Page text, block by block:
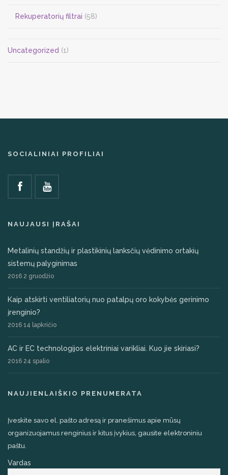
Rekuperatorių filtrai (58)
Uncategorized (1)
SOCIALINIAI PROFILIAI
NAUJAUSI ĮRAŠAI
Metalinių standžių ir plastikinių lanksčių vėdinimo ortakių
sistemų palyginimas
2016 2 gruodžio
Kaip atskirti ventiliatorių nuo patalpų oro kokybės gerinimo
įrenginio?
2016 14 lapkričio
AC ir EC technologijos elektriniai varikliai. Kuo jie skiriasi?
2016 24 spalio
NAUJIENLAIŠKIO PRENUMERATA
Įveskite savo el. pašto adresą ir pranešimus apie mūsų
organizuojamus renginius ir kitus įvykius, gausite elektroniniu
paštu.
Vardas